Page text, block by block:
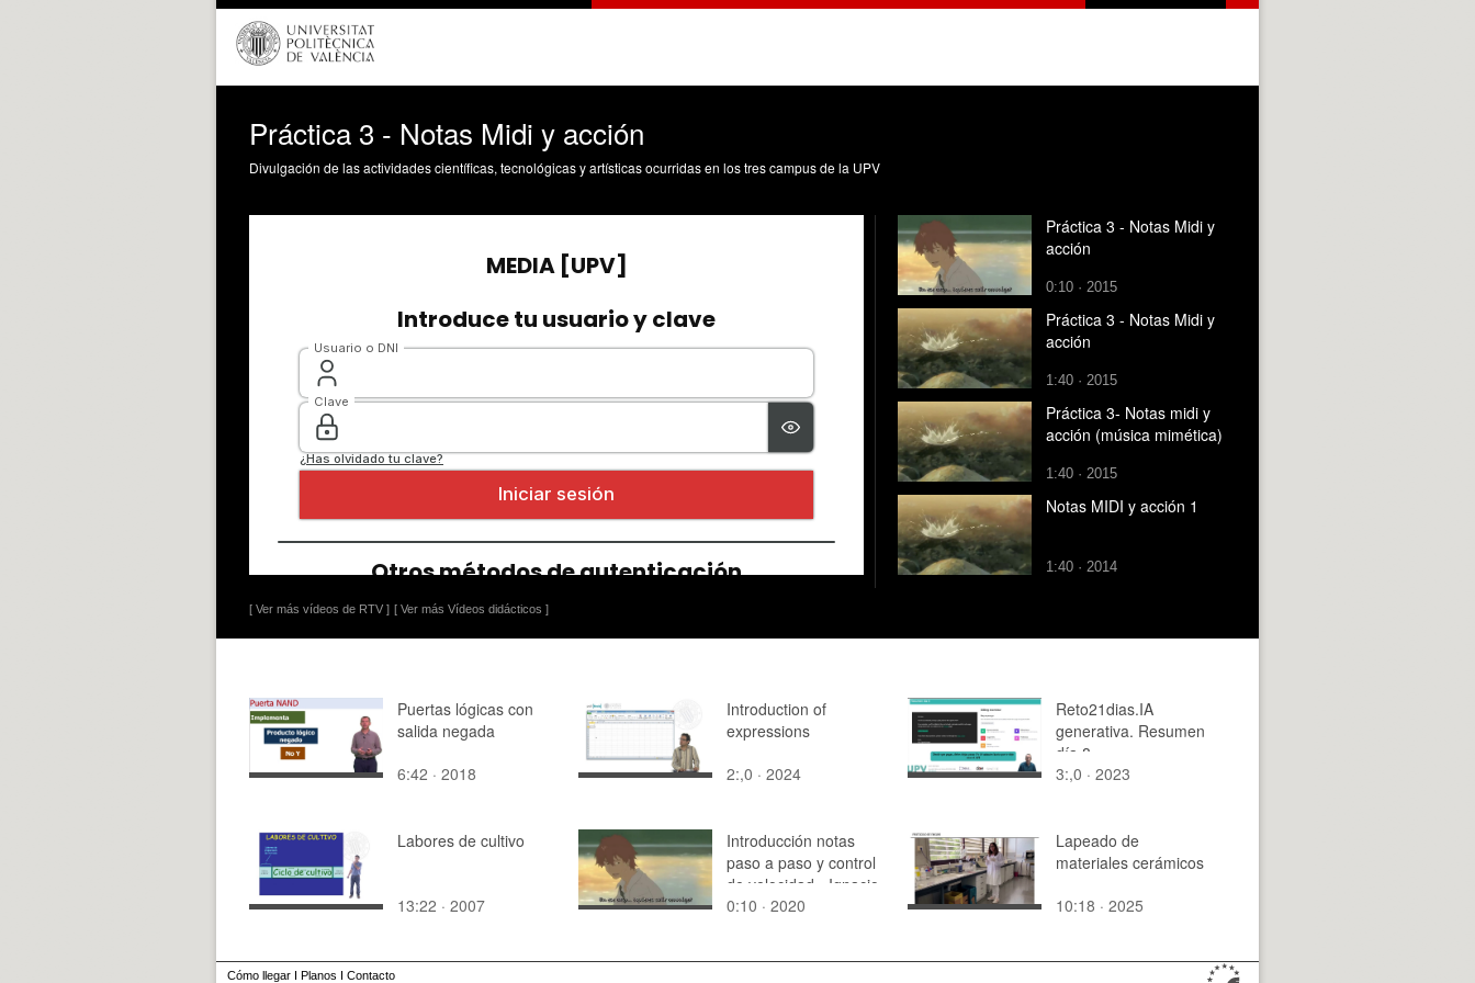
Práctica 3 - Notas Midi y acción
Divulgación de las actividades científicas, tecnológicas y artísticas ocurridas en los tres campus de la UPV
[ Ver más vídeos de RTV ] [ Ver más Vídeos didácticos ]
Práctica 3 - Notas Midi y
acción
0:10 · 2015
Práctica 3 - Notas Midi y
acción
1:40 · 2015
Práctica 3- Notas midi y
acción (música mimética)
1:40 · 2015
Notas MIDI y acción 1
1:40 · 2014
Puertas lógicas con
salida negada
6:42 · 2018
Introduction of
expressions
2:,0 · 2024
Reto21dias.IA
generativa. Resumen
día 8
3:,0 · 2023
Labores de cultivo
13:22 · 2007
Introducción notas
paso a paso y control
de velocidad - Ignacio
García Molina (p3_c)
0:10 · 2020
Lapeado de
materiales cerámicos
10:18 · 2025
Cómo llegar I Planos I Contacto